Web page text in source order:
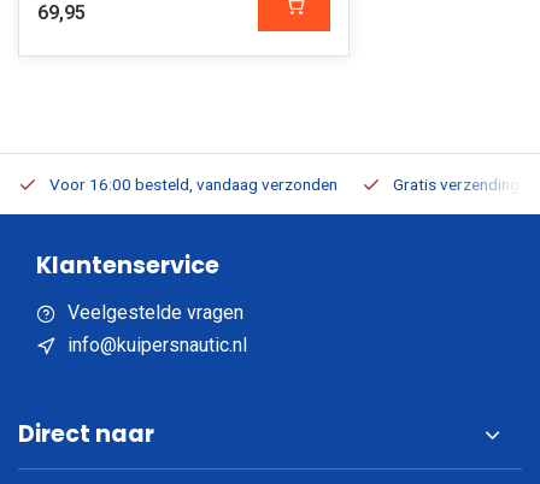
69,95
Voor 16:00 besteld, vandaag verzonden Gratis verzending
Klantenservice
Veelgestelde vragen
info@kuipersnautic.nl
Direct naar